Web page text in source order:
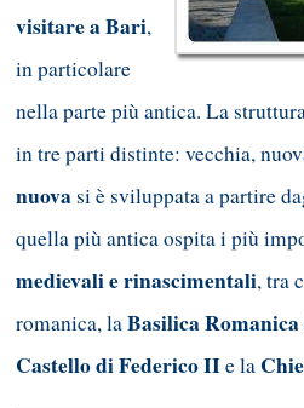
visitare a Bari,
in particolare
nella parte più antica. La
in tre parti distinte: vecchia,
nuovasi è sviluppata a partire
quella più antica ospita i più
medievali e rinascimentali, tra
romanica, laBasilica
Castello di Federico IIe la